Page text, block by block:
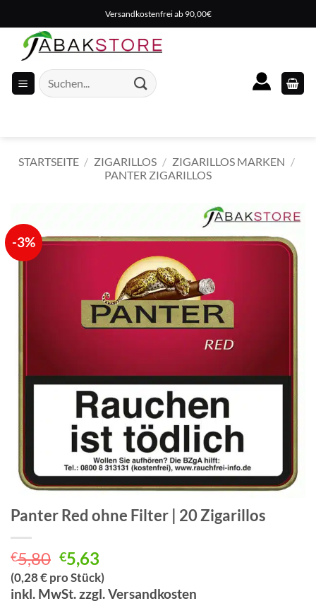
Inhalt
springen
Versandkostenfrei ab 90,00€
Suche
nach:
STARTSEITE / ZIGARILLOS / ZIGARILLOS MARKEN /
PANTER ZIGARILLOS
-3%
Panter Red ohne Filter | 20 Zigarillos
€5,80 Ursprünglicher
Preis
war:
€5,63
Preis
ist:
(0,28 € pro Stück)
inkl. MwSt. zzgl. Versandkosten